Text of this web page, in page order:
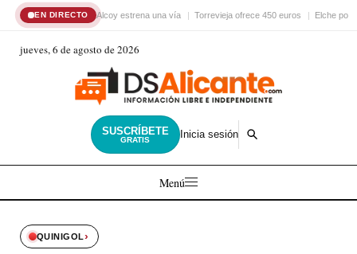
EN DIRECTO Alcoy estrena una vía Torrevieja ofrece 450 euros Elche
jueves, 6 de agosto de 2026
SUSCRÍBETE
GRATIS Inicia sesión
Menú
QUINIGOL›